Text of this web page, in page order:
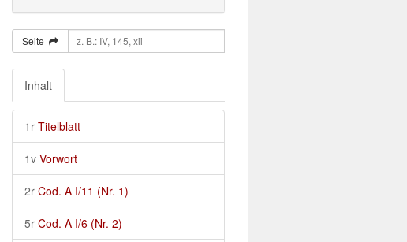
Seite
Inhalt
1r Titelblatt
1v Vorwort
2r Cod. A I/11 (Nr. 1)
5r Cod. A I/6 (Nr. 2)